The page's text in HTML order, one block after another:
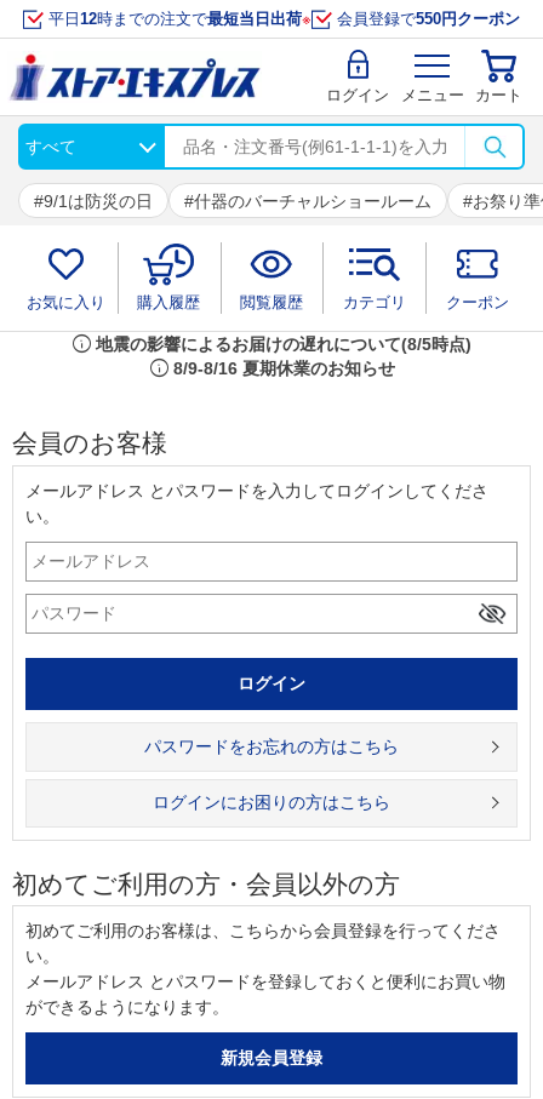
平日 12時までの注文で最短当日出荷※ 会員登録で550円クーポン
ログイン メニュー カート
9/1は防災の日 什器のバーチャルショールーム お祭り
お気に入り 購入履歴 閲覧履歴 カテゴリ クーポン
info 地震の影響によるお届けの遅れについて(8/5時点)
info 8/9-8/16 夏期休業のお知らせ
会員のお客様
メールアドレス とパスワードを入力してログインしてくださ
い。
パスワードをお忘れの方はこちら
ログインにお困りの方はこちら
初めてご利用の方・会員以外の方
初めてご利用のお客様は、こちらから会員登録を行ってくださ
い。
メールアドレス とパスワードを登録しておくと便利にお買い物
ができるようになります。